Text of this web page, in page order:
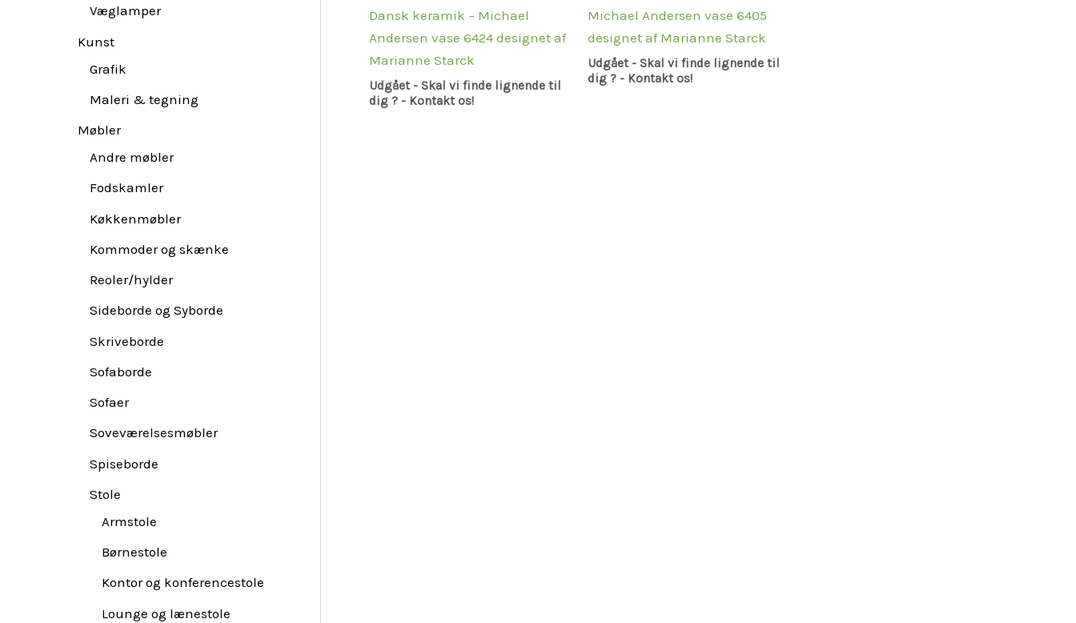
Væglamper
Kunst
Grafik
Maleri & tegning
Møbler
Andre møbler
Fodskamler
Køkkenmøbler
Kommoder og skænke
Reoler/hylder
Sideborde og Syborde
Skriveborde
Sofaborde
Sofaer
Soveværelsesmøbler
Spiseborde
Stole
Armstole
Børnestole
Kontor og konferencestole
Lounge og lænestole
Dansk keramik – Michael
Andersen vase 6424 designet af
Marianne Starck
Udgået - Skal vi finde lignende til
dig ? - Kontakt os!
Michael Andersen vase 6405
designet af Marianne Starck
Udgået - Skal vi finde lignende til
dig ? - Kontakt os!